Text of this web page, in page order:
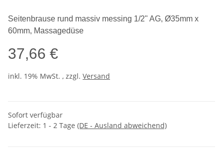
Seitenbrause rund massiv messing 1/2" AG, Ø35mm x
60mm, Massagedüse
37,66 €
inkl. 19% MwSt. , zzgl. Versand
Sofort verfügbar
Lieferzeit: 1 - 2 Tage (DE - Ausland abweichend)